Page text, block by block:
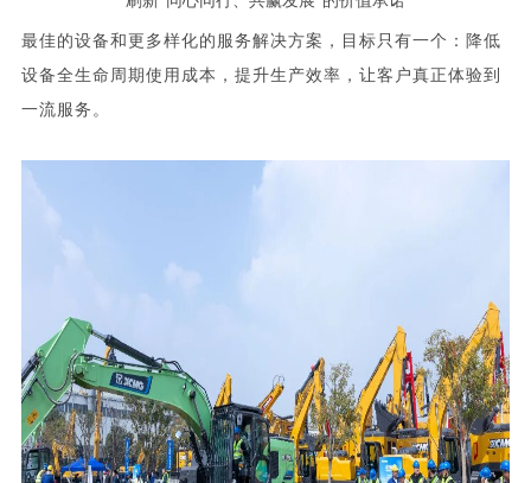
最佳的设备和更多样化的服务解决方案，目标只有一个：降低
设备全生命周期使用成本，提升生产效率，让客户真正体验到
一流服务 。